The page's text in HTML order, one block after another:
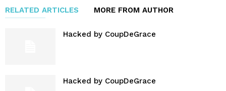
RELATED ARTICLES MORE FROM AUTHOR
Hacked by CoupDeGrace
Hacked by CoupDeGrace